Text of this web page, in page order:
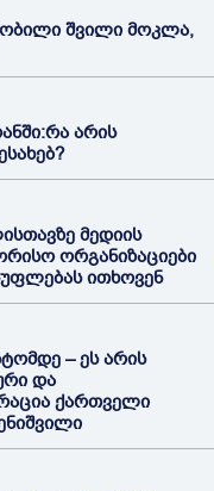
შვილი მოკლა,
არის
მედიის
ორგანიზაციები
ითხოვენ
– ეს არის
და
ქართველი